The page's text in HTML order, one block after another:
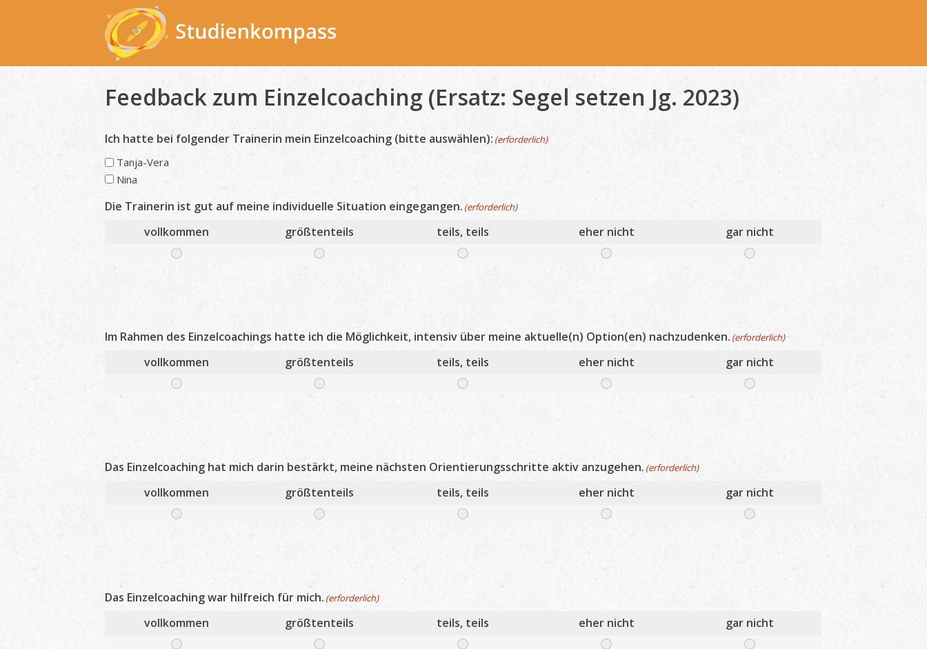
Feedback zum Einzelcoaching (Ersatz: Segel setzen Jg. 2023)
Ich hatte bei folgender Trainerin mein Einzelcoaching (bitte auswählen): (erforderlich)
Tanja-Vera
Nina
Die Trainerin ist gut auf meine individuelle Situation eingegangen. (erforderlich)
vollkommen größtenteils teils, teils eher nicht gar nicht
Im Rahmen des Einzelcoachings hatte ich die Möglichkeit, intensiv über meine aktuelle(n) Option(en) nachzudenken. (erforderlich)
vollkommen größtenteils teils, teils eher nicht gar nicht
Das Einzelcoaching hat mich darin bestärkt, meine nächsten Orientierungsschritte aktiv anzugehen. (erforderlich)
vollkommen größtenteils teils, teils eher nicht gar nicht
Das Einzelcoaching war hilfreich für mich. (erforderlich)
vollkommen größtenteils teils, teils eher nicht gar nicht